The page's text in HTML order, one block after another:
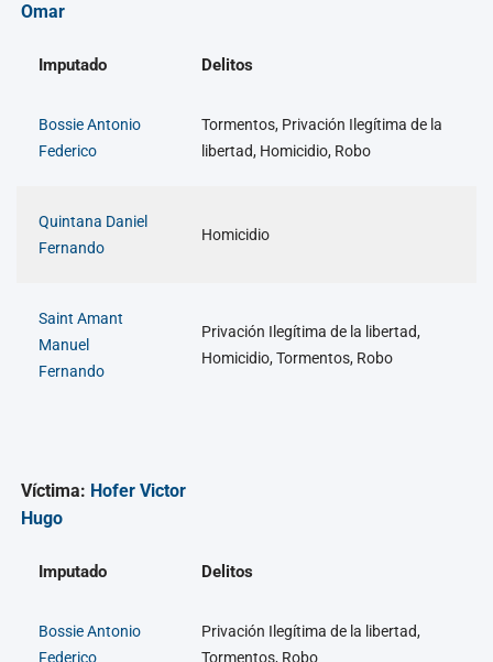
Omar
Imputado Delitos
Bossie Antonio
Federico
Tormentos, Privación Ilegítima de la
libertad, Homicidio, Robo
Quintana Daniel
Fernando
Homicidio
Saint Amant
Manuel
Fernando
Privación Ilegítima de la libertad,
Homicidio, Tormentos, Robo
Víctima: Hofer Victor
Hugo
Imputado Delitos
Bossie Antonio
Federico
Privación Ilegítima de la libertad,
Tormentos, Robo